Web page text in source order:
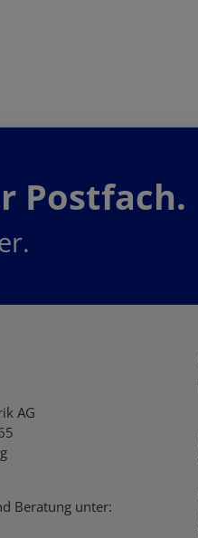
Postfach.
AG
Beratung unter: